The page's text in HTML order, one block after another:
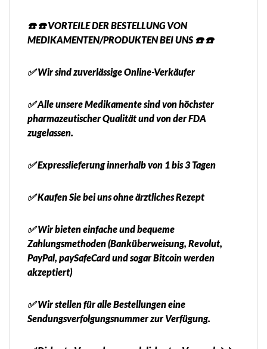
☎️ ☎️ VORTEILE DER BESTELLUNG VON
MEDIKAMENTEN/PRODUKTEN BEI UNS ☎️ ☎️
✅ Wir sind zuverlässige Online-Verkäufer
✅ Alle unsere Medikamente sind von höchster
pharmazeutischer Qualität und von der FDA
zugelassen.
✅ Expresslieferung innerhalb von 1 bis 3 Tagen
✅ Kaufen Sie bei uns ohne ärztliches Rezept
✅ Wir bieten einfache und bequeme
Zahlungsmethoden (Banküberweisung, Revolut,
PayPal, paySafeCard und sogar Bitcoin werden
akzeptiert)
✅ Wir stellen für alle Bestellungen eine
Sendungsverfolgungsnummer zur Verfügung.